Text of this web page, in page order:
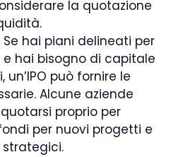
la quotazione
Se hai piani delineati per
e hai bisogno di capitale
un’IPO può fornire le
Alcune aziende
proprio per
per nuovi progetti e